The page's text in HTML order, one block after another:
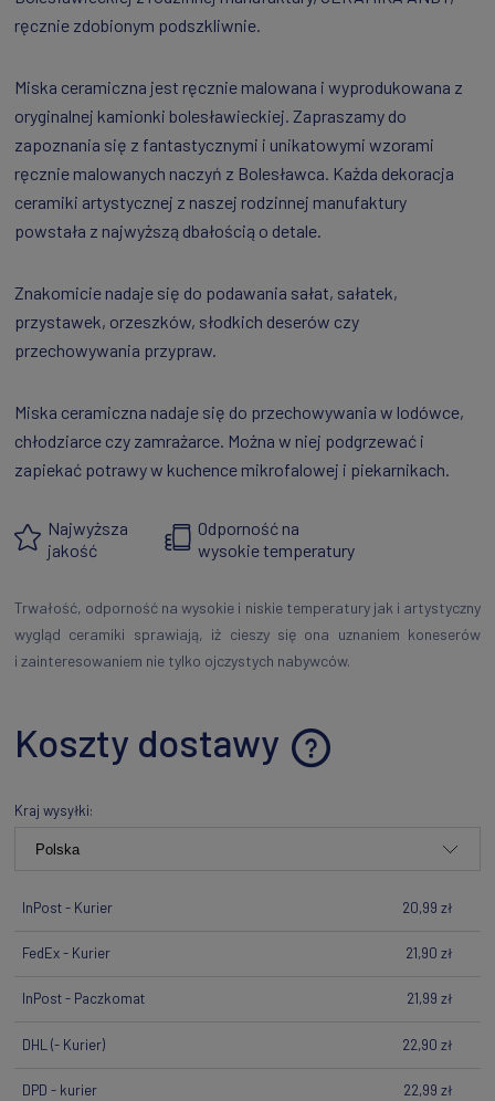
ręcznie zdobionym podszkliwnie.
Miska ceramiczna jest ręcznie malowana i wyprodukowana z
oryginalnej kamionki bolesławieckiej. Zapraszamy do
zapoznania się z fantastycznymi i unikatowymi wzorami
ręcznie malowanych naczyń z Bolesławca. Każda dekoracja
ceramiki artystycznej z naszej rodzinnej manufaktury
powstała z najwyższą dbałością o detale.
Znakomicie nadaje się do podawania sałat, sałatek,
przystawek, orzeszków, słodkich deserów czy
przechowywania przypraw.
Miska ceramiczna nadaje się do przechowywania w lodówce,
chłodziarce czy zamrażarce. Można w niej podgrzewać i
zapiekać potrawy w kuchence mikrofalowej i piekarnikach.
Najwyższa
jakość
Odporność na
wysokie temperatury
Trwałość, odporność na wysokie i niskie temperatury jak i artystyczny
wygląd ceramiki sprawiają, iż cieszy się ona uznaniem koneserów
i zainteresowaniem nie tylko ojczystych nabywców.
Koszty dostawy
Cena nie zawiera ewentualnych kosztów płatności
Kraj wysyłki:
InPost - Kurier 20,99 zł
FedEx - Kurier 21,90 zł
InPost - Paczkomat 21,99 zł
DHL (- Kurier) 22,90 zł
DPD - kurier 22,99 zł